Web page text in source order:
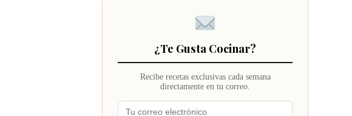
¿Te Gusta Cocinar?
Recibe recetas exclusivas cada semana
directamente en tu correo.